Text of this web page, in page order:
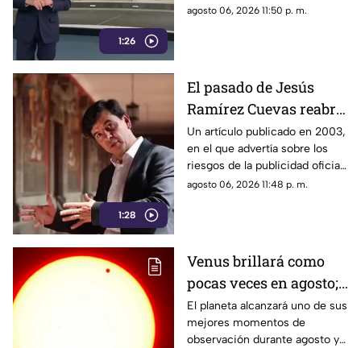
1:26
discurso de austeridad
agosto 06, 2026 11:50 p. m.
1:28
El pasado de Jesús
Ramírez Cuevas reabre
el debate sobre la
censura
Un artículo publicado en 2003,
en el que advertía sobre los
riesgos de la publicidad oficial
y la censura a los medios
agosto 06, 2026 11:48 p. m.
Venus brillará como
pocas veces en agosto;
a esta hora podrás
verlo durante este mes
El planeta alcanzará uno de sus
mejores momentos de
observación durante agosto y